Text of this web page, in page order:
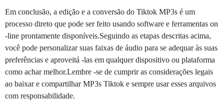
Em conclusão, a edição e a conversão do Tiktok MP3s é um
processo direto que pode ser feito usando software e ferramentas on
-line prontamente disponíveis.Seguindo as etapas descritas acima,
você pode personalizar suas faixas de áudio para se adequar às suas
preferências e aproveitá -las em qualquer dispositivo ou plataforma
como achar melhor.Lembre -se de cumprir as considerações legais
ao baixar e compartilhar MP3s Tiktok e sempre usar esses arquivos
com responsabilidade.